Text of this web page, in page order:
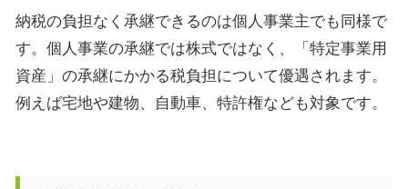
納税の負担なく承継できるのは個人事業主でも同様で
す。個人事業の承継では株式ではなく、「特定事業用
資産」の承継にかかる税負担について優遇されます。
例えば宅地や建物、自動車、特許権なども対象です。